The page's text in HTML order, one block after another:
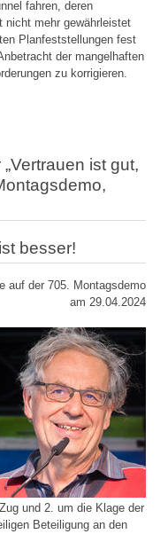
fahren, deren
nicht mehr gewährleistet
Planfeststellungen fest
der mangelhaften
zu korrigieren.
ist gut,
besser!
auf der 705. Montagsdemo
am 29.04.2024
und 2. um die Klage der
Beteiligung an den